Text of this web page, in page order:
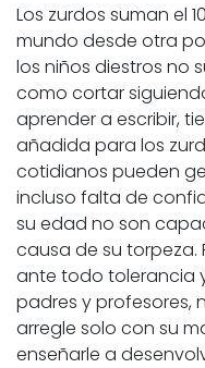
Los zurdos suman el
mundo desde otra
los niños diestros no
como cortar
aprender a escribir,
añadida para los
cotidianos pueden
incluso falta de
su edad no son
causa de su torpeza.
ante todo tolerancia
padres y profesores,
arregle solo con su
enseñarle a